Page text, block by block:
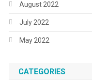
August 2022
July 2022
May 2022
CATEGORIES